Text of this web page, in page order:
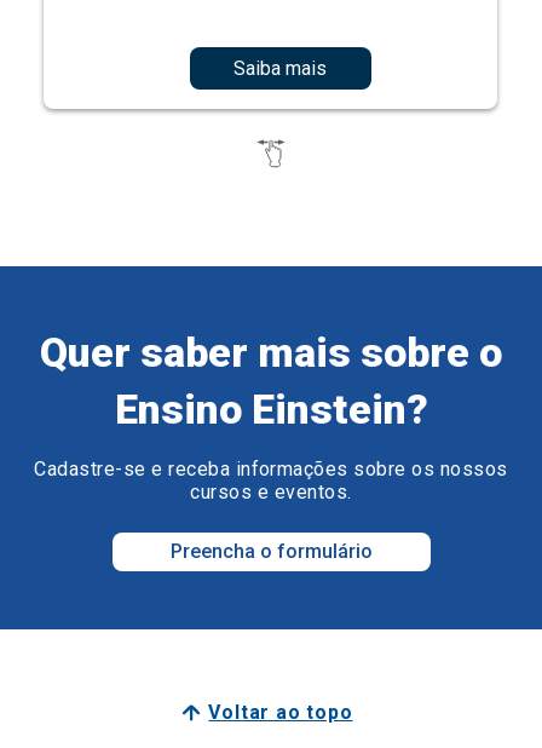
Saiba mais
Quer saber mais sobre o
Ensino Einstein?
Cadastre-se e receba informações sobre os nossos
cursos e eventos.
Preencha o formulário
Voltar ao topo